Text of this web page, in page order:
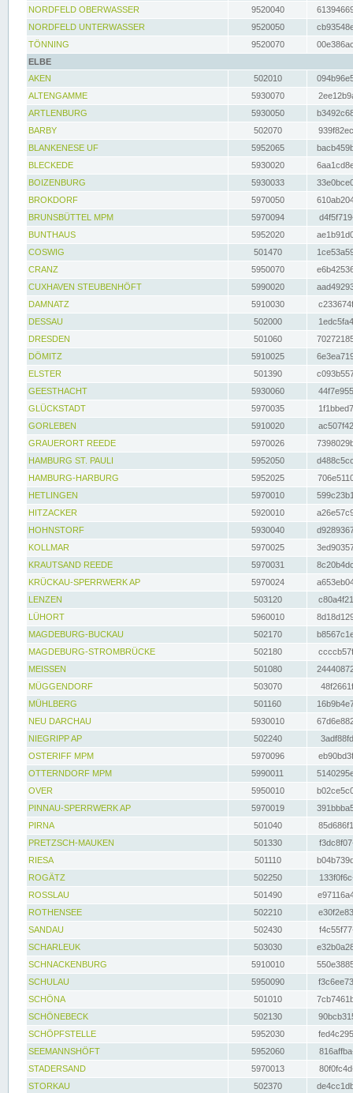
NORDFELD OBERWASSER
9520040
NORDFELD UNTERWASSER
9520050
TÖNNING
9520070
ELBE
AKEN
502010
ALTENGAMME
5930070
ARTLENBURG
5930050
BARBY
502070
BLANKENESE UF
5952065
BLECKEDE
5930020
BOIZENBURG
5930033
BROKDORF
5970050
BRUNSBÜTTEL MPM
5970094
BUNTHAUS
5952020
COSWIG
501470
CRANZ
5950070
CUXHAVEN STEUBENHÖFT
5990020
DAMNATZ
5910030
DESSAU
502000
DRESDEN
501060
DÖMITZ
5910025
ELSTER
501390
GEESTHACHT
5930060
GLÜCKSTADT
5970035
GORLEBEN
5910020
GRAUERORT REEDE
5970026
HAMBURG ST. PAULI
5952050
HAMBURG-HARBURG
5952025
HETLINGEN
5970010
HITZACKER
5920010
HOHNSTORF
5930040
KOLLMAR
5970025
KRAUTSAND REEDE
5970031
KRÜCKAU-SPERRWERK AP
5970024
LENZEN
503120
LÜHORT
5960010
MAGDEBURG-BUCKAU
502170
MAGDEBURG-STROMBRÜCKE
502180
MEISSEN
501080
MÜGGENDORF
503070
MÜHLBERG
501160
NEU DARCHAU
5930010
NIEGRIPP AP
502240
OSTERIFF MPM
5970096
OTTERNDORF MPM
5990011
OVER
5950010
PINNAU-SPERRWERK AP
5970019
PIRNA
501040
PRETZSCH-MAUKEN
501330
RIESA
501110
ROGÄTZ
502250
ROSSLAU
501490
ROTHENSEE
502210
SANDAU
502430
SCHARLEUK
503030
SCHNACKENBURG
5910010
SCHULAU
5950090
SCHÖNA
501010
SCHÖNEBECK
502130
SCHÖPFSTELLE
5952030
SEEMANNSHÖFT
5952060
STADERSAND
5970013
STORKAU
502370